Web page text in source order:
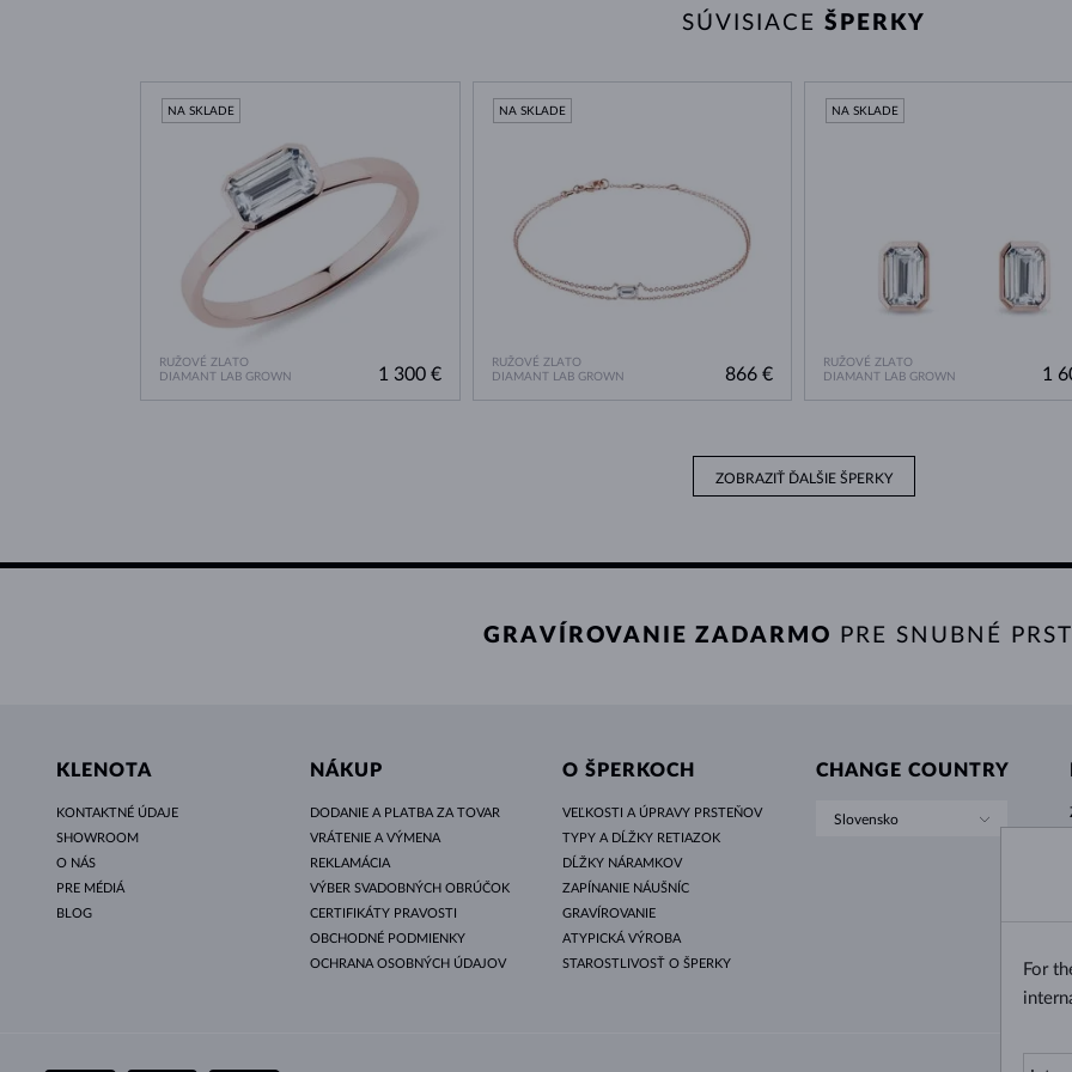
SÚVISIACE ŠPERKY
RUŽOVÉ ZLATO
DIAMANT LAB GROWN
NA SKLADE
1 300 €
RUŽOVÉ ZLATO
DIAMANT LAB GROWN
NA SKLADE
866 €
RUŽOVÉ ZLATO
DIAMANT LAB GROWN
NA SKLADE
1
ZOBRAZIŤ ĎALŠIE ŠPERKY
GRAVÍROVANIE ZADARMO PRE SNUBNÉ
KLENOTA
KONTAKTNÉ ÚDAJE
SHOWROOM
O NÁS
PRE MÉDIÁ
BLOG
NÁKUP
DODANIE A PLATBA ZA TOVAR
VRÁTENIE A VÝMENA
REKLAMÁCIA
VÝBER SVADOBNÝCH OBRÚČOK
CERTIFIKÁTY PRAVOSTI
OBCHODNÉ PODMIENKY
OCHRANA OSOBNÝCH ÚDAJOV
O ŠPERKOCH
VEĽKOSTI A ÚPRAVY PRSTEŇOV
TYPY A DĹŽKY RETIAZOK
DĹŽKY NÁRAMKOV
ZAPÍNANIE NÁUŠNÍC
GRAVÍROVANIE
ATYPICKÁ VÝROBA
STAROSTLIVOSŤ O ŠPERKY
CHANGE COUNTRY
Slovensko
For